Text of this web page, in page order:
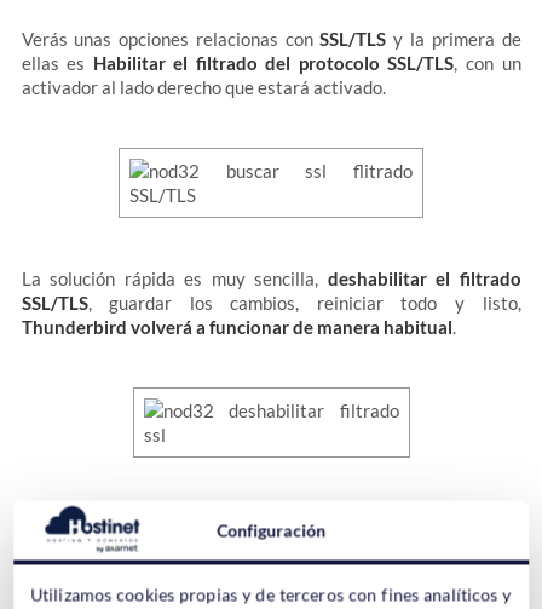
Verás unas opciones relacionas conSSL/TLS y la primera de
ellas es Habilitar el filtrado del protocolo SSL/TLS, con un
activador al lado derecho que estará activado.
La solución rápida es muy sencilla, deshabilitar el filtrado
SSL/TLS, guardar los cambios, reiniciar todo y listo,
Thunderbird volverá a funcionar de manera habitual.
El problema con esto es que
SSL/TLS del antivirus
y si trabajas en una empresa no creemos
que le guste mucho que hagas esto al responsable informático
que instaló el antivirus en tu equipo.
Configuración
Utilizamos cookies propias y de terceros con fines analíticos y